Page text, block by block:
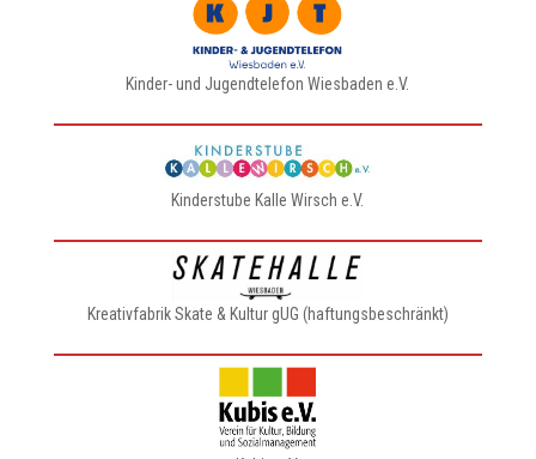
Kinder- und Jugendtelefon Wiesbaden e.V.
Kinderstube Kalle Wirsch e.V.
Kreativfabrik Skate & Kultur gUG (haftungsbeschränkt)